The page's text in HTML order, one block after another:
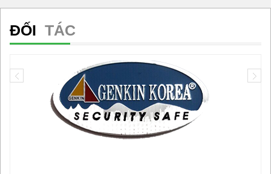
liệu cá nhân, nhưng không ít lần chúng ta gặp phải
ĐỐI TÁC